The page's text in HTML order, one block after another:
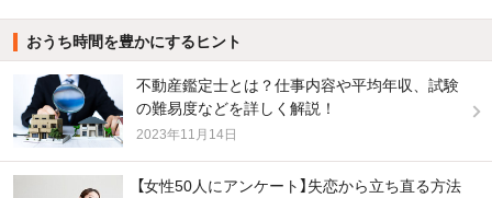
おうち時間を豊かにするヒント
不動産鑑定士とは？仕事内容や平均年収、試験
の難易度などを詳しく解説！
2023年11月14日
【女性50人にアンケート】失恋から立ち直る方法